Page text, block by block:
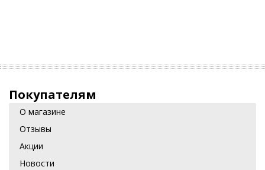
Покупателям
О магазине
Отзывы
Акции
Новости